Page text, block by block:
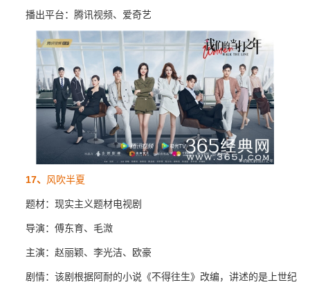
播出平台：腾讯视频、爱奇艺
17、 风吹半夏
题材：现实主义题材电视剧
导演：傅东育、毛溦
主演：赵丽颖、李光洁、欧豪
剧情： 该剧根据阿耐的小说《不得往生》改编，讲述的是上世纪